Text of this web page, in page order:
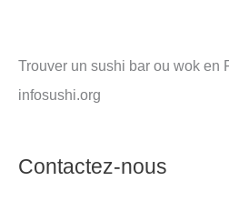
Trouver un sushi bar ou wok en
infosushi.org
Contactez-nous